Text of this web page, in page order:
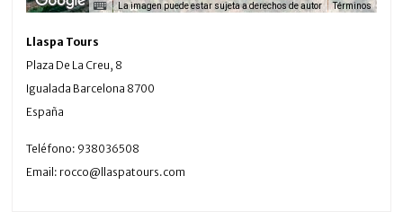
La imagen puede estar sujeta a derechos de autor Términos
Llaspa Tours
Plaza De La Creu, 8
Igualada Barcelona 8700
España
Teléfono: 938036508
Email: rocco@llaspatours.com